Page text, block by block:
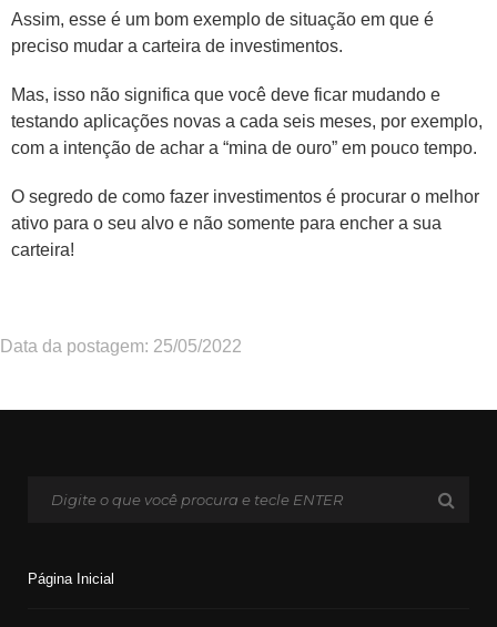
Assim, esse é um bom exemplo de situação em que é
preciso mudar a carteira de investimentos.
Mas, isso não significa que você deve ficar mudando e
testando aplicações novas a cada seis meses, por exemplo,
com a intenção de achar a “mina de ouro” em pouco tempo.
O segredo de como fazer investimentos é procurar o melhor
ativo para o seu alvo e não somente para encher a sua
carteira!
Data da postagem: 25/05/2022
Página Inicial